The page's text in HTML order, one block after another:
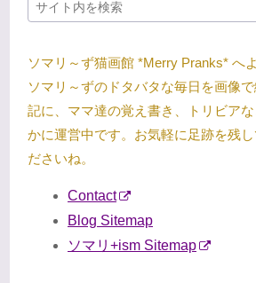
ソマリ～ず猫画館 *Merry Pranks* へ
ソマリ～ずのドタバタな毎日を画像
記に、ママ達の覚え書き、トリビア
かに運営中です。お気軽に足跡を残し
ださいね。
Contact
Blog Sitemap
ソマリ+ism Sitemap